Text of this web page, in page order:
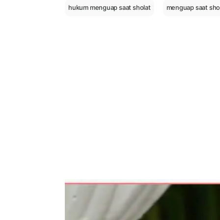
hukum menguap saat sholat menguap saat